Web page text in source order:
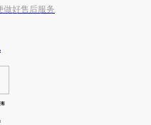
做好售后服务
客